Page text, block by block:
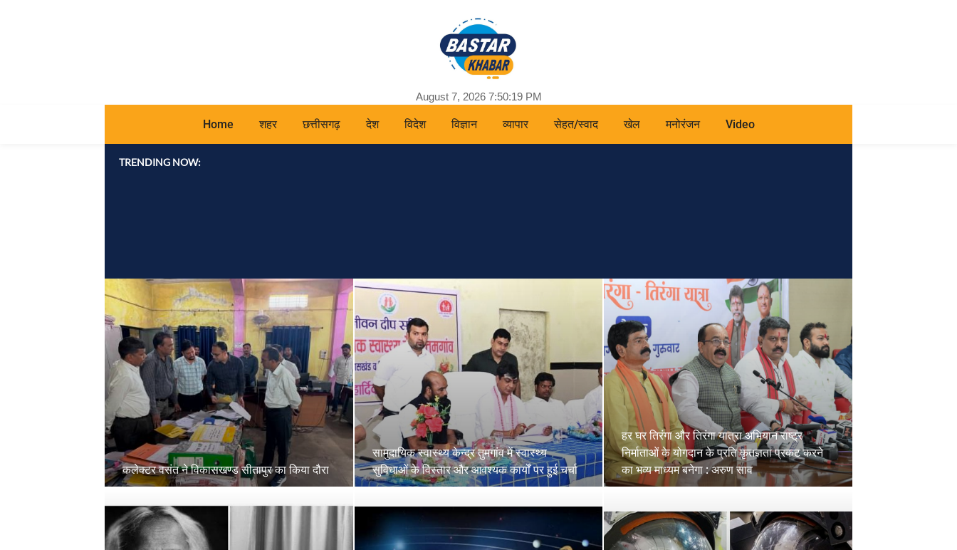
August 7, 2026 7:50:21 PM
Home शहर छत्तीसगढ़ देश विदेश विज्ञान व्यापार सेहत/स्वाद खेल मनोरंजन Video
TRENDING NOW:
कलेक्टर वसंत ने विकासखण्ड सीतापुर का किया दौरा
सामुदायिक स्वास्थ्य केन्द्र तुमगांव में स्वास्थ्य
सुविधाओं के विस्तार और आवश्यक कार्यों पर हुई चर्चा
हर घर तिरंगा और तिरंगा यात्रा अभियान राष्ट्र
निर्माताओं के योगदान के प्रति कृतज्ञता प्रकट करने
का भव्य माध्यम बनेगा : अरुण साव